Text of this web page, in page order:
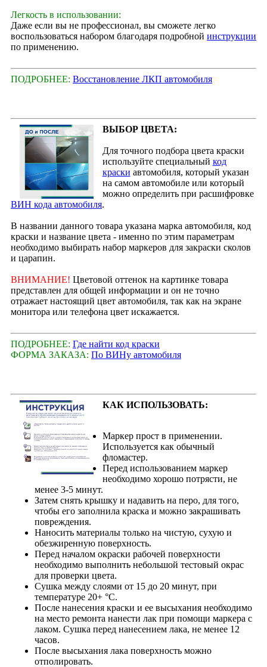
Легкость в использовании:
Даже если вы не профессионал, вы сможете легко
воспользоваться набором благодаря подробной инструкции
по применению.
ПОДРОБНЕЕ: Восстановление ЛКП автомобиля
ВЫБОР ЦВЕТА:
Для точного подбора цвета краски
используйте специальный код
краски автомобиля, который указан
на самом автомобиле или который
можно определить при расшифровке
ВИН кода автомобиля.
В названии данного товара указана марка автомобиля, код
краски и название цвета - именно по этим параметрам
необходимо выбирать набор маркеров для закраски сколов
и царапин.
ВНИМАНИЕ! Цветовой оттенок на картинке товара
представлен для общей информации и он не точно
отражает настоящий цвет автомобиля, так как на экране
монитора или телефона цвет искажается.
ПОДРОБНЕЕ: Где найти код краски
ФОРМА ЗАКАЗА: По ВИНу автомобиля
КАК ИСПОЛЬЗОВАТЬ:
Маркер прост в применении.
Используется как обычный
фломастер.
Перед использованием маркер
необходимо хорошо потрясти, не
менее 3-5 минут.
Затем снять крышку и надавить на перо, для того,
чтобы его заполнила краска и можно закрашивать
повреждения.
Наносить материалы только на чистую, сухую и
обезжиренную поверхность.
Перед началом окраски рабочей поверхности
необходимо выполнить небольшой тестовый окрас
для проверки цвета.
Сушка между слоями от 15 до 20 минут, при
температуре 20+ °С.
После нанесения краски и ее высыхания необходимо
на место ремонта нанести лак при помощи маркера с
лаком. Сушка перед нанесением лака, не менее 12
часов.
После высыхания лака поверхность можно
отполировать.